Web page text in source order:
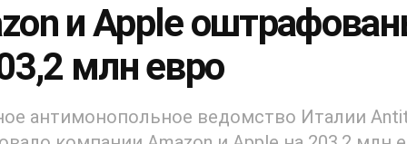
и Apple
млн евро
антимонопольное ведомство Италии